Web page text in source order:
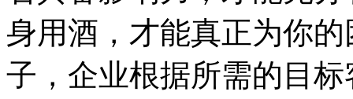
身用酒，才能真正为你
子，企业根据所需的目